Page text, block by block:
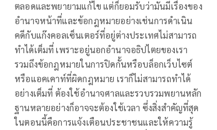
ตลอดและพยายามแก้ไข แต่ก็ยอมรับว่ามันมีเรื่องของ
อำนาจหน้าที่และข้อกฎหมายอย่างเช่นการดำเนิน
คดีกับแก๊งคอลเซ็นเตอร์ที่อยู่ต่างประเทศไม่สามารถ
ทำได้เต็มที่ เพราะอยู่นอกอำนาจอธิปไตยของเรา
รวมถึงข้อกฎหมายในการปิดกั้นหรือบล็อกเว็บไซต์
หรือแอคเคาท์ที่ผิดกฎหมาย เราก็ไม่สามารถทำได้
อย่างเต็มที่ ต้องใช้อำนาจศาลและรวบรวมพยานหลัก
ฐานหลายอย่างก็อาจจะต้องใช้เวลา ซึ่งสิ่งสำคัญที่สุด
ในตอนนี้คือการแจ้งเตือนประชาชนและให้ความรู้